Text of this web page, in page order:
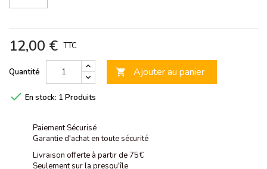
12,00 € TTC
Quantité  Ajouter au panier
 En stock: 1 Produits
Paiement Sécurisé
Garantie d'achat en toute sécurité
Livraison offerte à partir de 75€
Seulement sur la presqu'île